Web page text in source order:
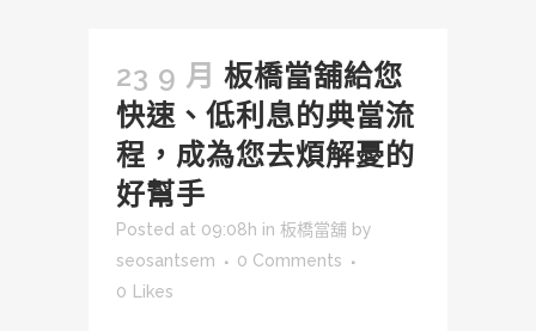
23 9 月 板橋當舖給您
快速、低利息的典當流
程，成為您去煩解憂的
好幫手
Posted at 09:08h in 板橋當舖 by
seosantsem
0 Comments
0 Likes